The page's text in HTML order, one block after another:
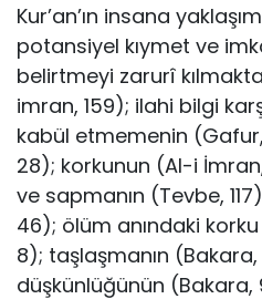
Kur’an’ın insana
potansiyel kıymet ve
belirtmeyi zarurî
imran, 159); ilahi bilgi
kabül etmemenin
28); korkunun (Al-i
ve sapmanın (Tevbe,
46); ölüm anındaki
8); taşlaşma­nın
düşkünlüğünün